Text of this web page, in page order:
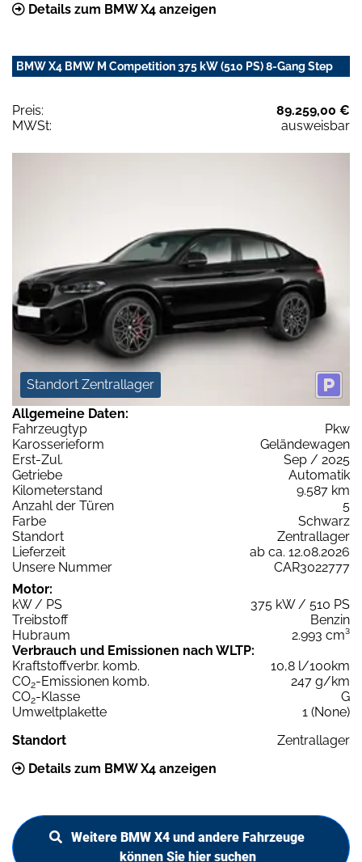
Details zum BMW X4 anzeigen
BMW X4 BMW M Competition 375 kW (510 PS) 8-Gang Step
Preis:
89.259,00 €
MWSt:
ausweisbar
Standort Zentrallager
Allgemeine Daten:
Fahrzeugtyp
Pkw
Karosserieform
Geländewagen
Erst-Zul.
Sep / 2025
Getriebe
Automatik
Kilometerstand
9.587 km
Anzahl der Türen
5
Farbe
Schwarz
Standort
Zentrallager
Lieferzeit
ab ca. 12.08.2026
Unsere Nummer
CAR3022777
Motor:
kW / PS
375 kW / 510 PS
Treibstoff
Benzin
Hubraum
2.993 cm³
Verbrauch und Emissionen nach WLTP:
Kraftstoffverbr. komb.
10,8 l/100km
CO2-Emissionen komb.
247 g/km
CO2-Klasse
G
Umweltplakette
1 (None)
Standort
Zentrallager
Details zum BMW X4 anzeigen
Weitere BMW X4 und andere Fahrzeuge
können Sie hier suchen